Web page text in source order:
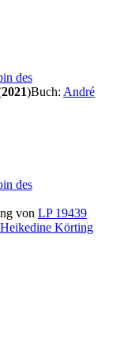
des
2021)Buch: André
des
von LP 19439
Heikedine Körting